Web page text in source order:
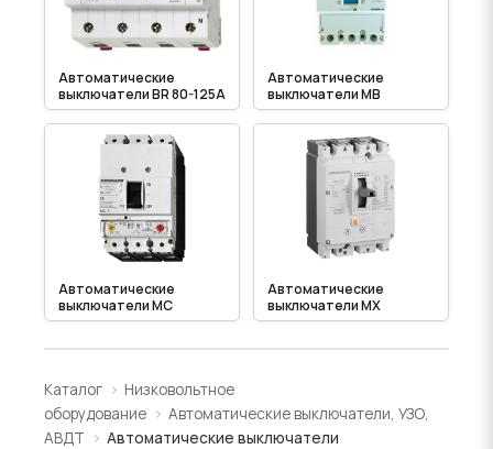
Автоматические
выключатели BR 80-125A
Автоматические
выключатели MB
Автоматические
выключатели MC
Автоматические
выключатели MX
Каталог
Низковольтное
оборудование
Автоматические выключатели, УЗО,
АВДТ
Автоматические выключатели